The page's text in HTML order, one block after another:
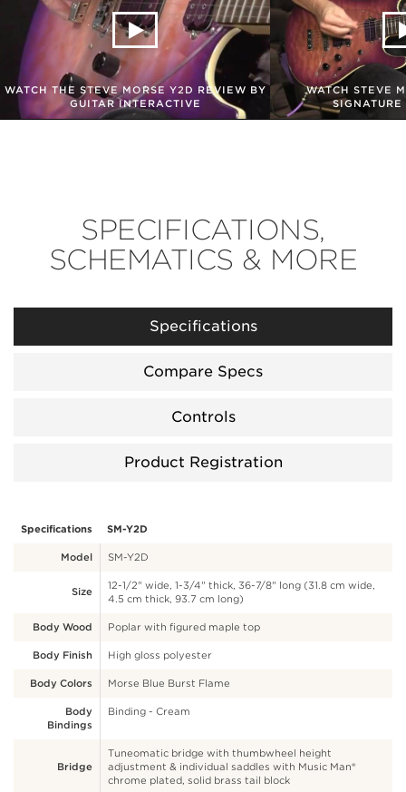
WATCH THE STEVE MORSE Y2D REVIEW BY
GUITAR INTERACTIVE
WATCH STEVE
SPECIFICATIONS,
SCHEMATICS & MORE
Specifications
Compare Specs
Controls
Product Registration
Specifications SM-Y2D
Model SM-Y2D
Size
12-1/2" wide, 1-3/4" thick, 36-7/8" long (31.8 cm wide,
4.5 cm thick, 93.7 cm long)
Body Wood Poplar with figured maple top
Body Finish High gloss polyester
Body Colors Morse Blue Burst Flame
Body
Bindings
Binding - Cream
Bridge
Tuneomatic bridge with thumbwheel height
adjustment & individual saddles with Music Man®
chrome plated, solid brass tail block